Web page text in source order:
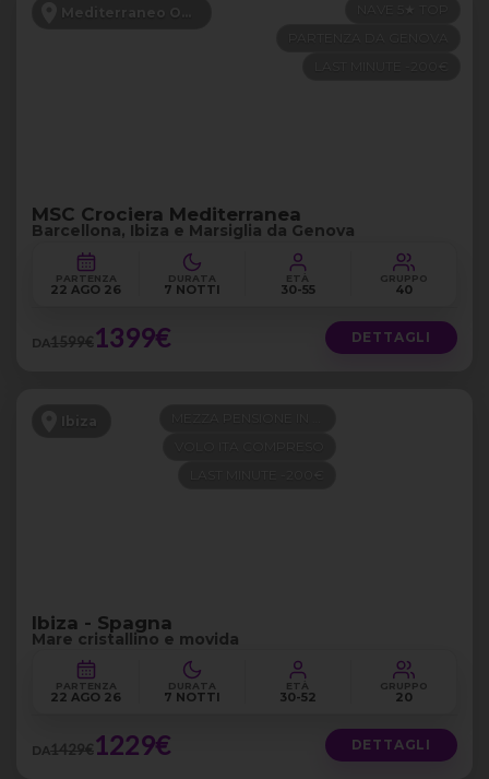
Mediterraneo Occidentale
NAVE 5★ TOP
MSC Crociera Mediterranea
Barcellona, Ibiza e Marsiglia da Genova
PARTENZA
22 AGO 26
DURATA
7 NOTTI
ETÀ
30-55
GRUPPO
40
DA1599€1399€ DETTAGLI
Ibiza
Ibiza - Spagna
Mare cristallino e movida
PARTENZA
22 AGO 26
DURATA
7 NOTTI
ETÀ
30-52
GRUPPO
20
DA1429€1229€ DETTAGLI